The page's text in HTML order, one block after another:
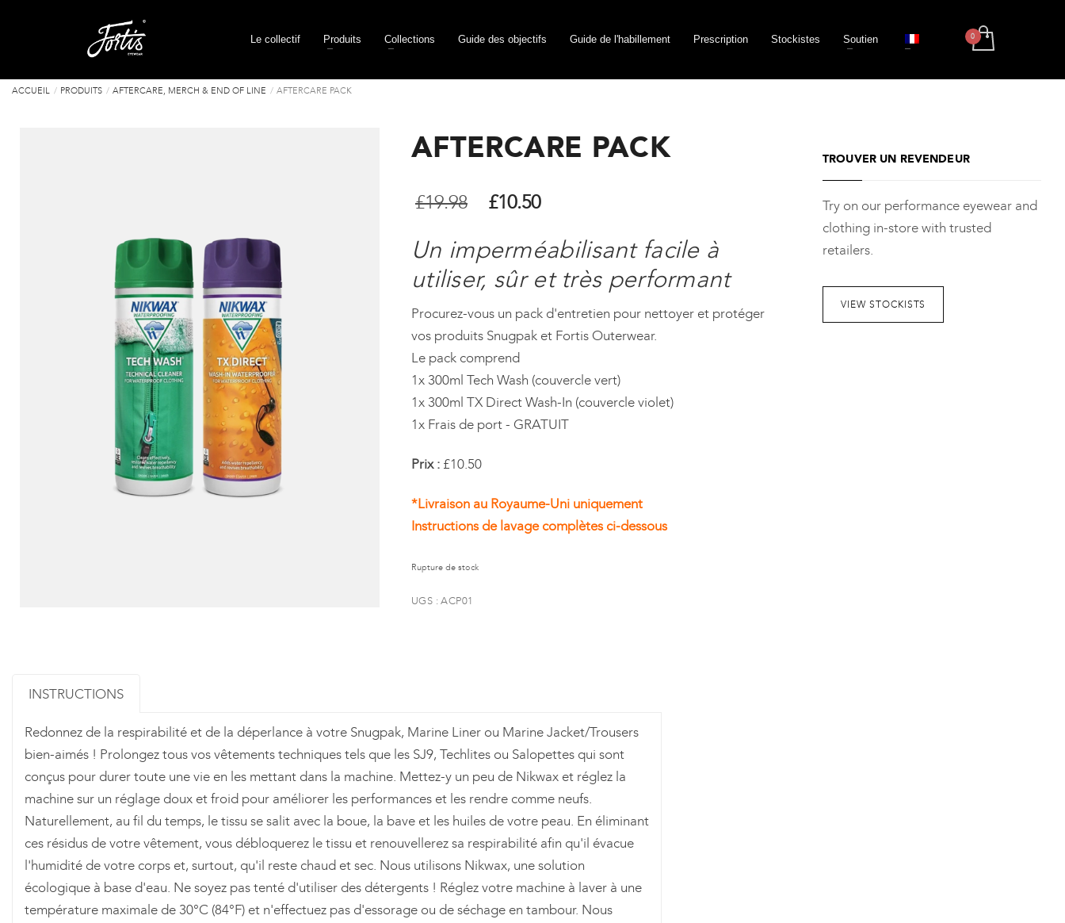
Le collectif Produits Collections Guide des objectifs Guide de l'habillement Prescription Stockistes Soutien
ACCUEIL PRODUITS AFTERCARE, MERCH & END OF LINE AFTERCARE PACK
AFTERCARE PACK
£19.98
Le
initial
£19.98.
£10.50
actuel
£10.50.
Un imperméabilisant facile à
utiliser, sûr et très performant
Procurez-vous un pack d'entretien pour nettoyer et protéger
vos produits Snugpak et Fortis Outerwear.
Le pack comprend
1x 300ml Tech Wash (couvercle vert)
1x 300ml TX Direct Wash-In (couvercle violet)
1x Frais de port - GRATUIT
Prix : £10.50
*Livraison au Royaume-Uni uniquement
Instructions de lavage complètes ci-dessous
Rupture de stock
UGS :ACP01
INSTRUCTIONS
Redonnez de la respirabilité et de la déperlance à votre Snugpak, Marine Liner ou Marine Jacket/Trousers
bien-aimés ! Prolongez tous vos vêtements techniques tels que les SJ9, Techlites ou Salopettes qui sont
conçus pour durer toute une vie en les mettant dans la machine. Mettez-y un peu de Nikwax et réglez la
machine sur un réglage doux et froid pour améliorer les performances et les rendre comme neufs.
Naturellement, au fil du temps, le tissu se salit avec la boue, la bave et les huiles de votre peau. En éliminant
ces résidus de votre vêtement, vous débloquerez le tissu et renouvellerez sa respirabilité afin qu'il évacue
l'humidité de votre corps et, surtout, qu'il reste chaud et sec. Nous utilisons Nikwax, une solution
écologique à base d'eau. Ne soyez pas tenté d'utiliser des détergents ! Réglez votre machine à laver à une
température maximale de 30°C (84°F) et n'effectuez pas d'essorage ou de séchage en tambour. Nous
TROUVER UN REVENDEUR
Try on our performance eyewear and
clothing in-store with trusted
retailers.
VIEW STOCKISTS